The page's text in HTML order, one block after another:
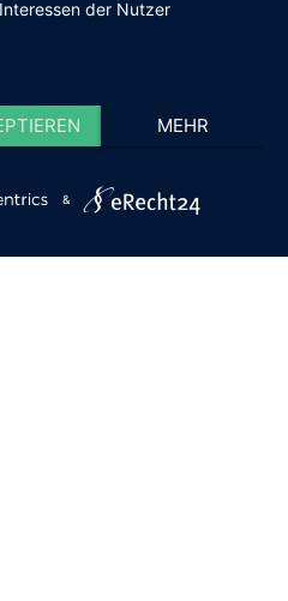
der Nutzer
MEHR
&